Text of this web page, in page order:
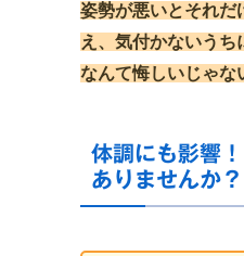
姿勢が悪いとそれだ
え、気付かないうち
なんて悔しいじゃな
体調にも影響
ありませんか？